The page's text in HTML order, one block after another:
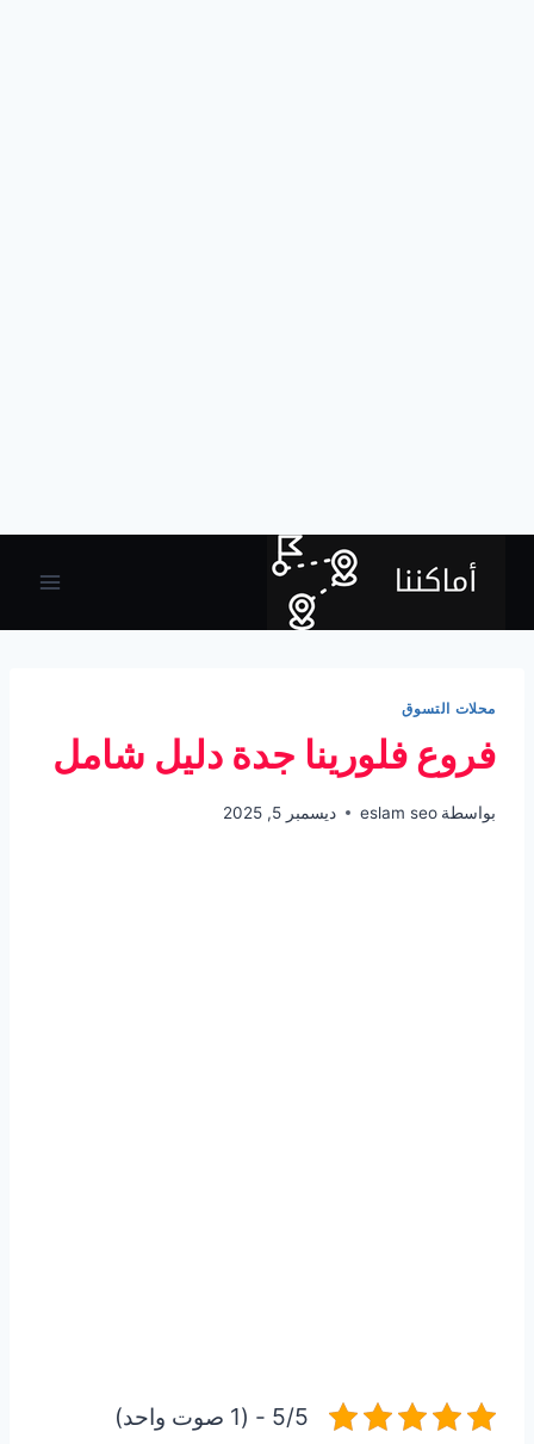
محلات التسوق
فروع فلورينا جدة دليل شامل
بواسطة eslam seo ديسمبر 5, 2025
5/5 - (1 صوت واحد)